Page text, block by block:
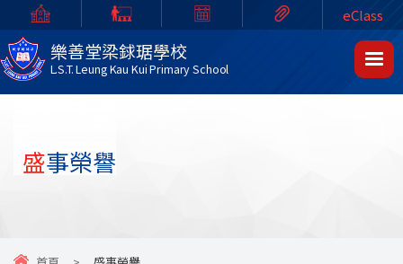
樂善堂梁銶琚學校
L.S.T. Leung Kau Kui Primary School
eClass
盛事榮譽